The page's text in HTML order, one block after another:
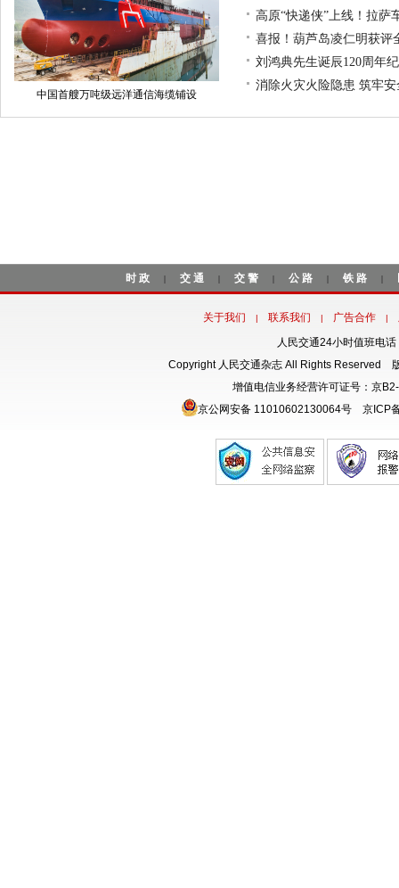
中国首艘万吨级远洋通信海缆铺设
高原“快递侠”上线！拉萨
喜报！葫芦岛凌仁明获评
刘鸿典先生诞辰120周年
消除火灾火险隐患 筑牢安
时政 | 交通 | 交警 | 公路 | 铁路 |
关于我们 | 联系我们 | 广告合作 |
人民交通24小时值班电
Copyright 人民交通杂志 All Rights Reserved
增值电信业务经营许可证号：京
京公网安备 11010602130064号
京ICP